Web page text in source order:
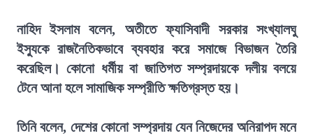
নাহিদ ইসলাম বলেন, অতীতে ফ্যাসিবাদী সরকার সংখ্যালঘু
ইস্যুকে রাজনৈতিকভাবে ব্যবহার করে সমাজে বিভাজন তৈরি
করেছিল। কোনো ধর্মীয় বা জাতিগত সম্প্রদায়কে দলীয় বলয়ে
টেনে আনা হলে সামাজিক সম্প্রীতি ক্ষতিগ্রস্ত হয়।
তিনি বলেন, দেশের কোনো সম্প্রদায় যেন নিজেদের অনিরাপদ মনে